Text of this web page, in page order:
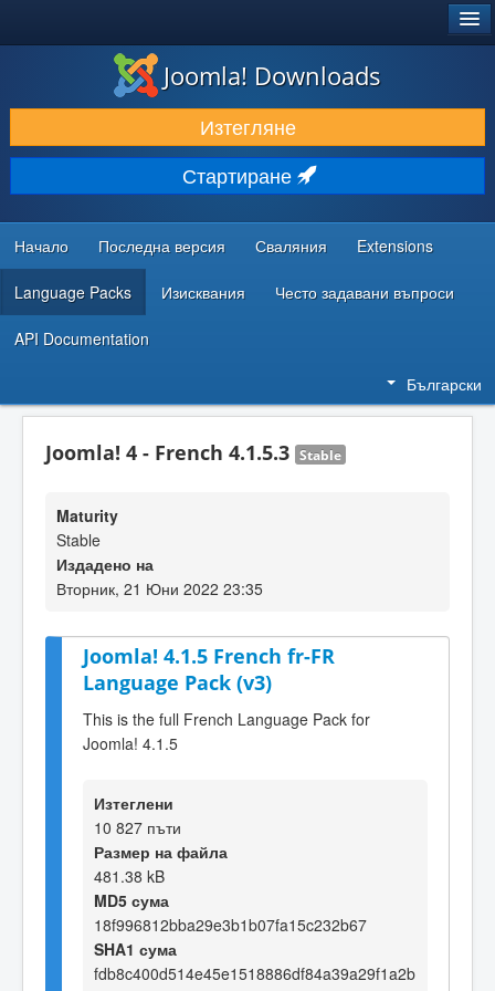
ИЗТЕГЛЯНЕ & РАЗШИРЯВАНЕ
ОТКРИВАЙТЕ & УЧЕТЕ
ОБЩНОСТ & ПОДДРЪЖКА
РЕСУРСИ ЗА РАЗРАБОТКА
Joomla! Downloads
Изтегляне
Стартиране
Начало Последна версия Сваляния Extensions
Language Packs Изисквания Често задавани въпроси
API Documentation
Български
Joomla! 4 - French 4.1.5.3 Stable
Maturity
Stable
Издадено на
Вторник, 21 Юни 2022 23:35
Joomla! 4.1.5 French fr-FR
Language Pack (v3)
This is the full French Language Pack for
Joomla! 4.1.5
Изтеглени
10 827 пъти
Размер на файла
481.38 kB
MD5 сума
18f996812bba29e3b1b07fa15c232b67
SHA1 сума
fdb8c400d514e45e1518886df84a39a29f1a2b